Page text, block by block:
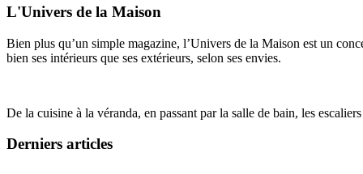
L'Univers de la Maison
Bien plus qu’un simple magazine, l’Univers de la Maison est un
bien ses intérieurs que ses extérieurs, selon ses envies.
De la cuisine à la véranda, en passant par la salle de bain, les
Derniers articles